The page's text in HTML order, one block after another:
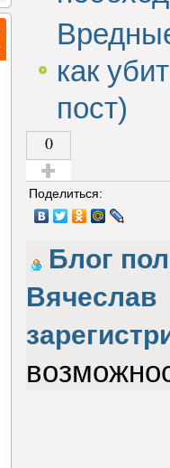
как
пост)
0
Голос за!
Поделиться:
Блог
Вячеслав